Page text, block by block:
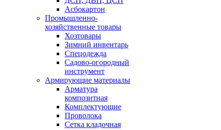
Асбокартон
Промышленно-
хозяйственные товары
Хозтовары
Зимний инвентарь
Спецодежда
Садово-огородный
инструмент
Армирующие материалы
Арматура
композитная
Комплектующие
Проволока
Сетка кладочная